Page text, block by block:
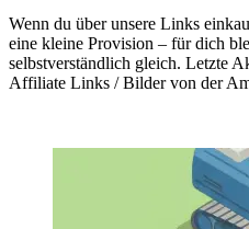
Wenn du über unsere Links
eine kleine Provision – für dich
selbstverständlich gleich. Letzte
Affiliate Links / Bilder von der